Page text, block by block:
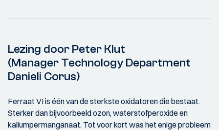
Lezing door Peter Klut
(Manager Technology Department
Danieli Corus)
Ferraat VI is één van de sterkste oxidatoren die bestaat.
Sterker dan bijvoorbeeld ozon, waterstofperoxide en
kaliumpermanganaat. Tot voor kort was het enige probleem